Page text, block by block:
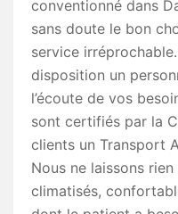
conventionné dans
sans doute le bon
service
disposition un
l’écoute de vos
sont certifiés par la
clients un Transport
Nous ne laissons
climatisés,